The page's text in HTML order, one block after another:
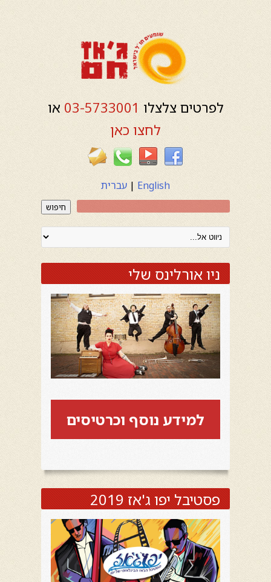
לפרטים צלצלו 03-5733001 או
לחצו כאן
English
| עברית
חיפוש
ניו אורלינס שלי
למידע נוסף וכרטיסים
פסטיבל יפו ג'אז 2019